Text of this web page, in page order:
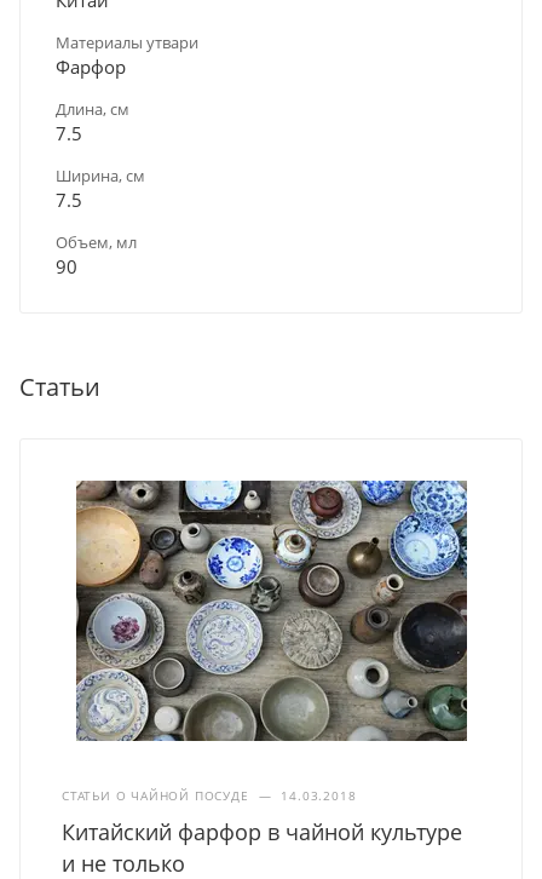
Материалы утвари
Фарфор
Длина, см
7.5
Ширина, см
7.5
Объем, мл
90
Статьи
СТАТЬИ О ЧАЙНОЙ ПОСУДЕ — 14.03.2018
Китайский фарфор в чайной культуре
и не только